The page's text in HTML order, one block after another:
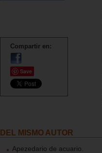
Compartir en:
Save
DEL MISMO AUTOR
Apezedario de acuario.